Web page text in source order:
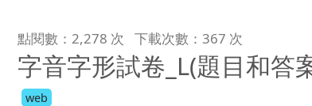
點閱數：2,278 次 下載次數：367 次
字音字形試卷_L(題目和答
web